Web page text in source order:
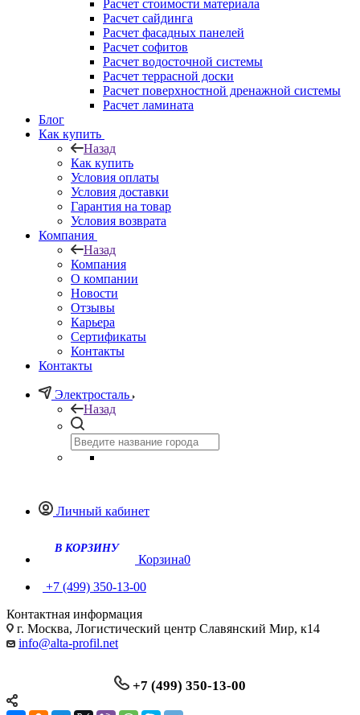
Расчет стоимости материала
Расчет сайдинга
Расчет фасадных панелей
Расчет софитов
Расчет водосточной системы
Расчет террасной доски
Расчет поверхностной дренажной системы
Расчет ламината
Блог
Как купить
Назад
Как купить
Условия оплаты
Условия доставки
Гарантия на товар
Условия возврата
Компания
Назад
Компания
О компании
Новости
Отзывы
Карьера
Сертификаты
Контакты
Контакты
Электросталь
Назад
Личный кабинет
Корзина0
+7 (499) 350-13-00
Контактная информация
г. Москва, Логистический центр Славянский Мир, к14
info@alta-profil.net
+7 (499) 350-13-00